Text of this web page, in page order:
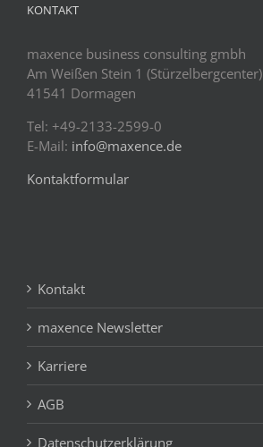
KONTAKT
maxence business consulting gmbh
Am Weißen Stein 1 (Stürzelbergcenter)
41541 Dormagen
Tel: +49-2133-2599-0
E-Mail: info@maxence.de
Kontaktformular
Kontakt
maxence Newsletter
Karriere
AGB
Datenschutzerklärung